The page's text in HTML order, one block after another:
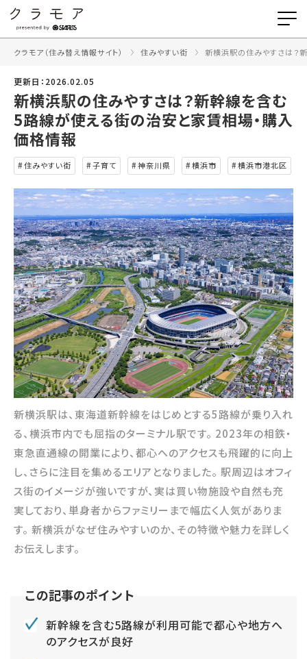
クラモア（住み替え情報サイト） 住みやすい街 新横浜駅の住みやすさは？
更新日：2026.02.05
新横浜駅の住みやすさは？新幹線を含む
5路線が使える街の治安と家賃相場・購入
価格情報
住みやすい街 子育て 神奈川県 横浜市 横浜市港北区
新横浜駅は、東海道新幹線をはじめとする5路線が乗り入れ
る、横浜市内でも屈指のターミナル駅です。 2023年の相鉄・
東急直通線の開業により、都心へのアクセスも飛躍的に向上
し、さらに注目を集めるエリアとなりました。 駅周辺はオフィ
ス街のイメージが強いですが、実は買い物施設や自然も充
実しており、単身者からファミリーまで幅広く人気がありま
す。 新横浜がなぜ住みやすいのか、その特徴や魅力を詳しく
お伝えします。
新幹線を含む5路線が利用可能で都心や地方へ
のアクセスが良好